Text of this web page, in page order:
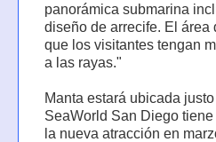
panorámica submarina
diseño de arrecife. El
que los visitantes tengan
a las rayas."
Manta estará ubicada
SeaWorld San Diego
la nueva atracción en